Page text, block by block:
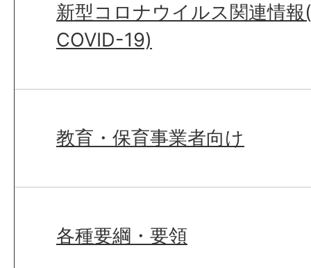
新型コロナウイルス関連情
COVID-19)
教育・保育事業者向け
各種要綱・要領